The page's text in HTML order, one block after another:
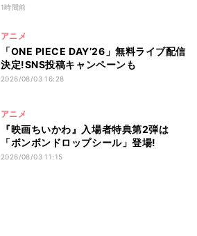
1時間前
アニメ
「ONE PIECE DAY’26」無料ライブ配信
決定!SNS投稿キャンペーンも
2026/08/03 16:28
アニメ
『映画ちいかわ』入場者特典第2弾は
「ボンボンドロップシール」登場!
2026/08/03 11:15